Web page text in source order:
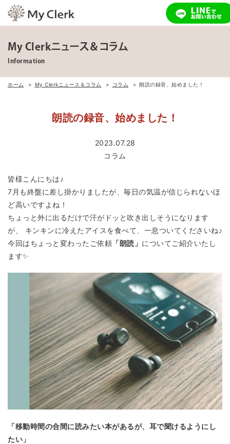
My Clerkニュース＆コラム
Information
ホーム My Clerkニュース＆コラム コラム 朗読の録音、始めました！
朗読の録音、始めました！
2023.07.28
コラム
皆様こんにちは♪
7月も終盤に差し掛かりましたが、毎日の気温が信じられないほ
ど高いですよね！
ちょっと外に出るだけで汗がドッと吹き出しそうになります
が、 キンキンに冷えたアイスを食べて、一息ついてくださいね♪
今回はちょっと変わったご依頼 「朗読」 についてご紹介いたし
ます✨
「移動時間の合間に読みたい本があるが、耳で聞けるようにし
たい」